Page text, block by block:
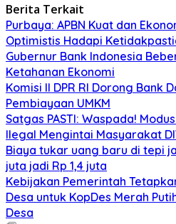
Berita Terkait
Purbaya: APBN Kuat dan
Optimistis Hadapi
Gubernur Bank Indonesia
Ketahanan Ekonomi
Komisi II DPR RI Dorong Bank
Pembiayaan UMKM
Satgas PASTI: Waspada!
Ilegal Mengintai Masyarakat
Biaya tukar uang baru di tepi
juta jadi Rp 1,4 juta
Kebijakan Pemerintah
Desa untuk KopDes Merah
Desa